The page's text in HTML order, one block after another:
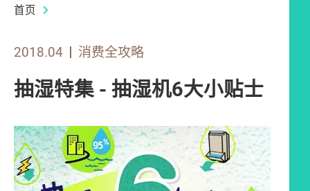
首页
2018.04 消费全攻略
抽湿特集 - 抽湿机6大小贴士